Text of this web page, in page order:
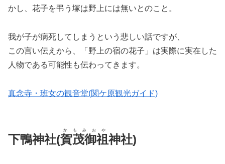
かし、花子を弔う塚は野上には無いとのこと。
我が子が病死してしまうという悲しい話ですが、
この言い伝えから、「野上の宿の花子」は実際に実在した
人物である可能性も伝わってきます。
真念寺・班女の観音堂(関ケ原観光ガイド)
下鴨神社(賀茂御祖
かもみおや
神社)